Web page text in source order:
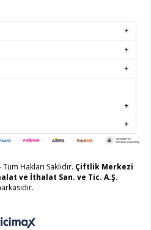
Medya
Tüm Hakları Saklıdır. Çiftlik Merkezi
ve İthalat San. ve Tic. A.Ş.